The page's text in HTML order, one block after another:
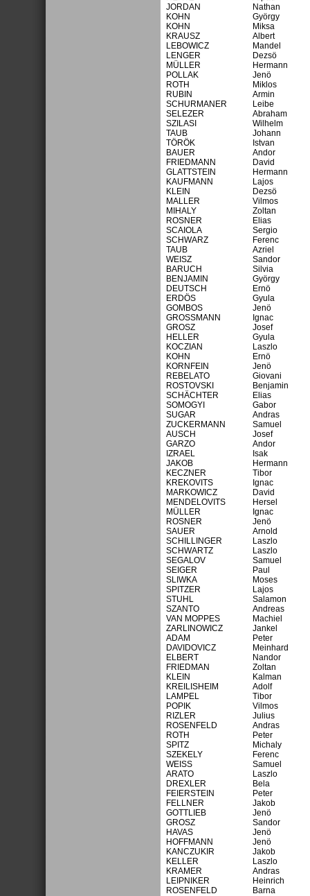
JORDAN
Nathan
KOHN
György
KOHN
Miksa
KRAUSZ
Albert
LEBOWICZ
Mandel
LENGER
Dezsö
MÜLLER
Hermann
POLLAK
Jenö
ROTH
Miklos
RUBIN
Armin
SCHURMANER
Leibe
SELEZER
Abraham
SZILASI
Wilhelm
TAUB
Johann
TÖRÖK
Istvan
BAUER
Andor
FRIEDMANN
David
GLATTSTEIN
Hermann
KAUFMANN
Lajos
KLEIN
Dezsö
MALLER
Vilmos
MIHALY
Zoltan
ROSNER
Elias
SCAIOLA
Sergio
SCHWARZ
Ferenc
TAUB
Azriel
WEISZ
Sandor
BARUCH
Silvia
BENJAMIN
György
DEUTSCH
Ernö
ERDÖS
Gyula
GOMBOS
Jenö
GROSSMANN
Ignac
GROSZ
Josef
HELLER
Gyula
KOCZIAN
Laszlo
KOHN
Ernö
KORNFEIN
Jenö
REBELATO
Giovani
ROSTOVSKI
Benjamin
SCHÄCHTER
Elias
SOMOGYI
Gabor
SUGAR
Andras
ZUCKERMANN
Samuel
AUSCH
Josef
GARZO
Andor
IZRAEL
Isak
JAKOB
Hermann
KECZNER
Tibor
KREKOVITS
Ignac
MARKOWICZ
David
MENDELOVITS
Hersel
MÜLLER
Ignac
ROSNER
Jenö
SAUER
Arnold
SCHILLINGER
Laszlo
SCHWARTZ
Laszlo
SEGALOV
Samuel
SEIGER
Paul
SLIWKA
Moses
SPITZER
Lajos
STUHL
Salamon
SZANTO
Andreas
VAN MOPPES
Machiel
ZARLINOWICZ
Jankel
ADAM
Peter
DAVIDOVICZ
Meinhard
ELBERT
Nandor
FRIEDMAN
Zoltan
KLEIN
Kalman
KREILISHEIM
Adolf
LAMPEL
Tibor
POPIK
Vilmos
RIZLER
Julius
ROSENFELD
Andras
ROTH
Peter
SPITZ
Michaly
SZEKELY
Ferenc
WEISS
Samuel
ARATO
Laszlo
DREXLER
Bela
FEIERSTEIN
Peter
FELLNER
Jakob
GOTTLIEB
Jenö
GROSZ
Sandor
HAVAS
Jenö
HOFFMANN
Jenö
KANCZUKIR
Jakob
KELLER
Laszlo
KRAMER
Andras
LEIPNIKER
Heinrich
ROSENFELD
Barna